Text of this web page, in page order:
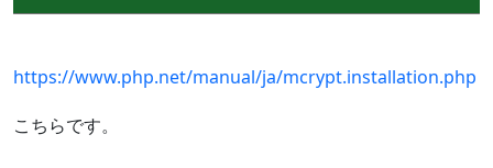
https://www.php.net/manual/ja/mcrypt.installation.php
こちらです。